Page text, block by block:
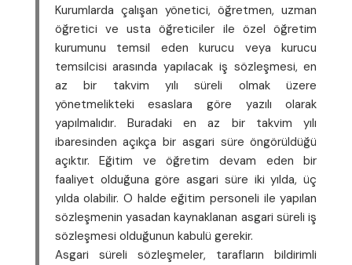
Kurumlarda çalışan yönetici, öğretmen, uzman
öğretici ve usta öğreticiler ile özel öğretim
kurumunu temsil eden kurucu veya kurucu
temsilcisi arasında yapılacak iş sözleşmesi, en
az bir takvim yılı süreli olmak üzere
yönetmelikteki esaslara göre yazılı olarak
yapılmalıdır. Buradaki en az bir takvim yılı
ibaresinden açıkça bir asgari süre öngörüldüğü
açıktır. Eğitim ve öğretim devam eden bir
faaliyet olduğuna göre asgari süre iki yılda, üç
yılda olabilir. O halde eğitim personeli ile yapılan
sözleşmenin yasadan kaynaklanan asgari süreli iş
sözleşmesi olduğunun kabulü gerekir.
Asgari süreli sözleşmeler, tarafların bildirimli